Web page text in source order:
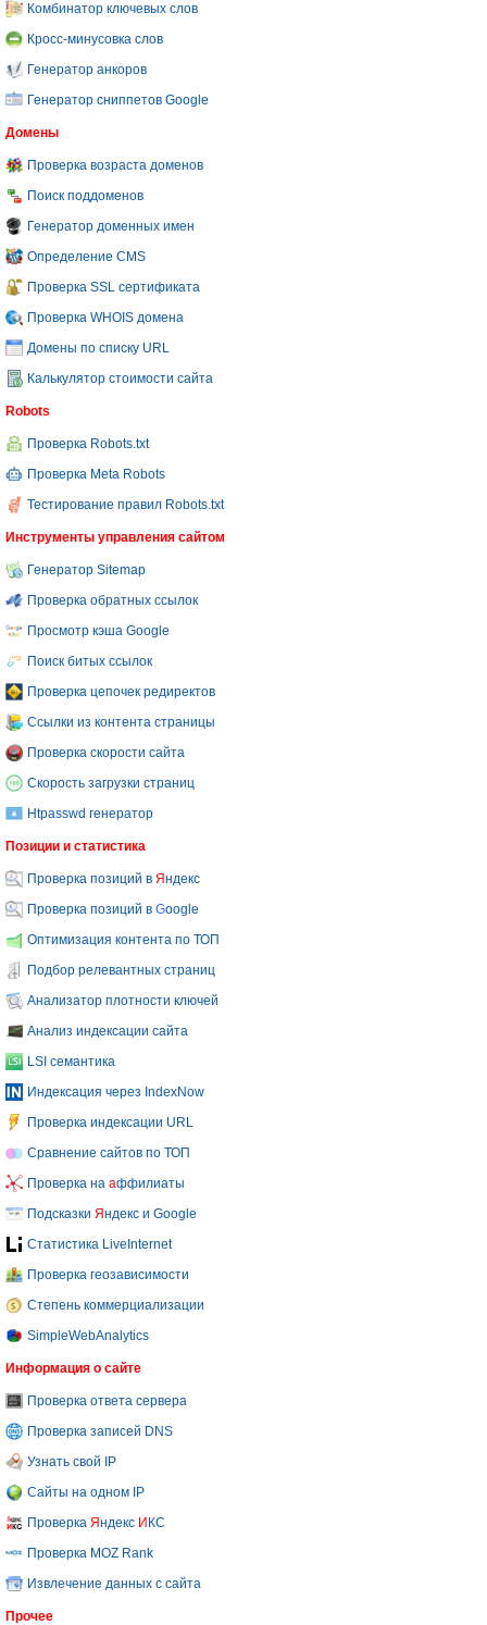
Комбинатор ключевых слов
Кросс-минусовка слов
Генератор анкоров
Генератор сниппетов Google
Домены
Проверка возраста доменов
Поиск поддоменов
Генератор доменных имен
Определение CMS
Проверка SSL сертификата
Проверка WHOIS домена
Домены по списку URL
Калькулятор стоимости сайта
Robots
Проверка Robots.txt
Проверка Meta Robots
Тестирование правил Robots.txt
Инструменты управления сайтом
Генератор Sitemap
Проверка обратных ссылок
Просмотр кэша Google
Поиск битых ссылок
Проверка цепочек редиректов
Ссылки из контента страницы
Проверка скорости сайта
Скорость загрузки страниц
Htpasswd генератор
Позиции и статистика
Проверка позиций в Яндекс
Проверка позиций в Google
Оптимизация контента по ТОП
Подбор релевантных страниц
Анализатор плотности ключей
Анализ индексации сайта
LSI семантика
Индексация через IndexNow
Проверка индексации URL
Сравнение сайтов по ТОП
Проверка на аффилиаты
Подсказки Яндекс и Google
Статистика LiveInternet
Проверка геозависимости
Степень коммерциализации
SimpleWebAnalytics
Информация о сайте
Проверка ответа сервера
Проверка записей DNS
Узнать свой IP
Сайты на одном IP
Проверка Яндекс И КС
Проверка MOZ Rank
Извлечение данных с сайта
Прочее